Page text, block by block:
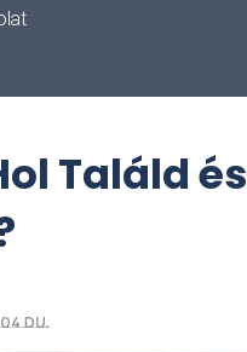
Találd és
du.